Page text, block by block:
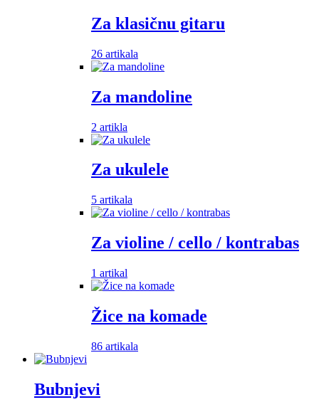
Za klasičnu gitaru
26 artikala
Za mandoline
2 artikla
Za ukulele
5 artikala
Za violine / cello / kontrabas
1 artikal
Žice na komade
86 artikala
Bubnjevi